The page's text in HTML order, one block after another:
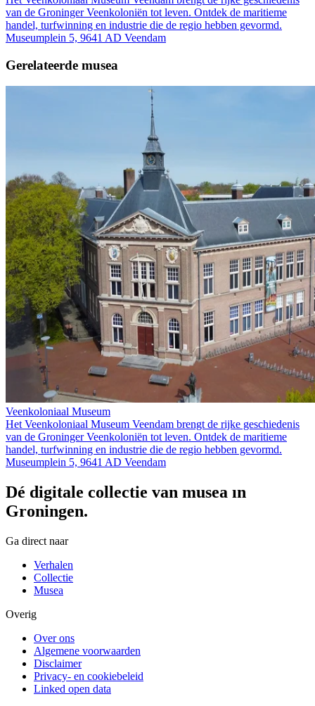
van de Groninger Veenkoloniën tot leven. Ontdek de maritieme
handel, turfwinning en industrie die de regio hebben gevormd.
Museumplein 5, 9641 AD Veendam
Gerelateerde musea
Veenkoloniaal Museum
Het Veenkoloniaal Museum Veendam brengt de rijke geschiedenis
van de Groninger Veenkoloniën tot leven. Ontdek de maritieme
handel, turfwinning en industrie die de regio hebben gevormd.
Museumplein 5, 9641 AD Veendam
Dé digitale collectie van musea in
Groningen.
Ga direct naar
Verhalen
Collectie
Musea
Overig
Over ons
Algemene voorwaarden
Disclaimer
Privacy- en cookiebeleid
Linked open data